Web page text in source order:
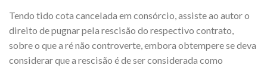
Tendo tido cota cancelada em consórcio, assiste ao autor o
direito de pugnar pela rescisão do respectivo contrato,
sobre o que a ré não controverte, embora obtempere se deva
considerar que a rescisão é de ser considerada como